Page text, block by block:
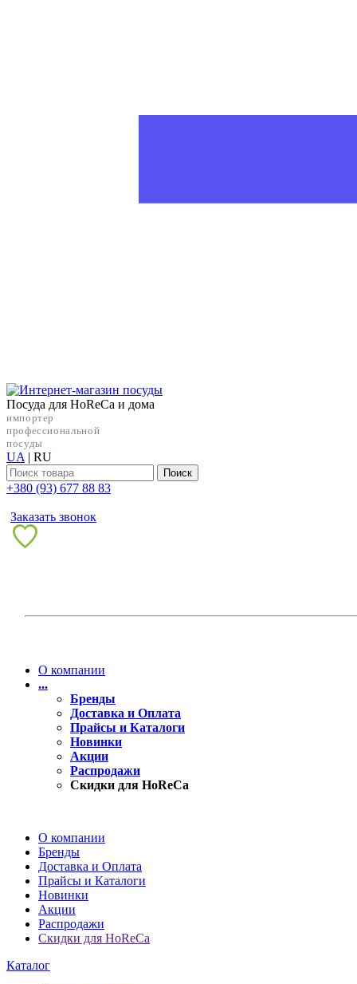
Посуда для HoReCa и дома
импортер
профессиональной
посуды
UA | RU
Поиск
+38‎0 (93) 677 88 83
Заказать звонок
О компании
...
Бренды
Доставка и Оплата
Прайсы и Каталоги
Новинки
Акции
Распродажи
Скидки для HoReCa
О компании
Бренды
Доставка и Оплата
Прайсы и Каталоги
Новинки
Акции
Распродажи
Скидки для HoReCa
Каталог